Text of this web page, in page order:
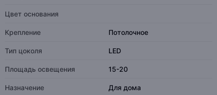
Цвет основания
Крепление Потолочное
Тип цоколя LED
Площадь освещения 15-20
Назначение Для дома